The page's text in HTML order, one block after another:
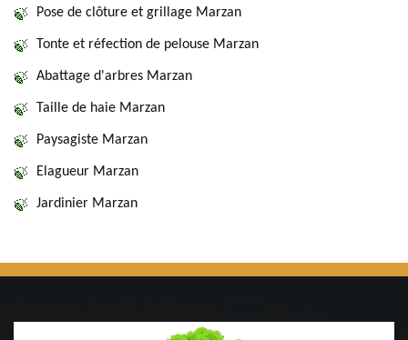
Pose de clôture et grillage Marzan
Tonte et réfection de pelouse Marzan
Abattage d'arbres Marzan
Taille de haie Marzan
Paysagiste Marzan
Elagueur Marzan
Jardinier Marzan